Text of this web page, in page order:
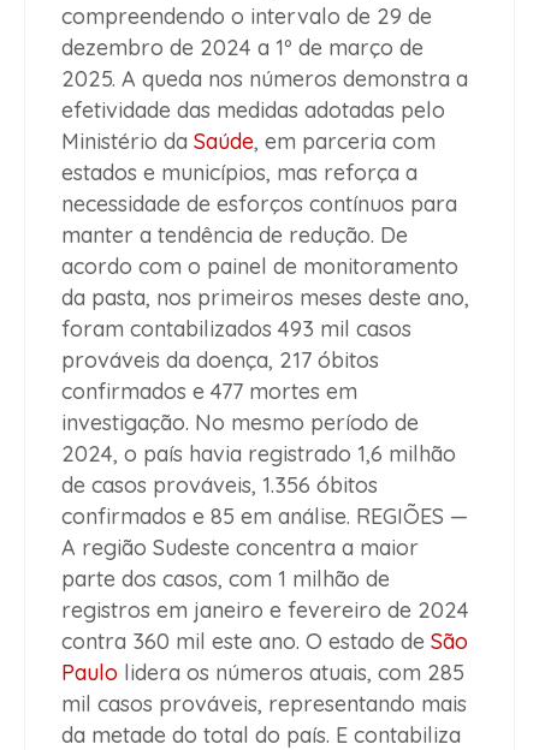
compreendendo o intervalo de 29 de
dezembro de 2024 a 1º de março de
2025. A queda nos números demonstra a
efetividade das medidas adotadas pelo
Ministério da Saúde, em parceria com
estados e municípios, mas reforça a
necessidade de esforços contínuos para
manter a tendência de redução. De
acordo com o painel de monitoramento
da pasta, nos primeiros meses deste ano,
foram contabilizados 493 mil casos
prováveis da doença, 217 óbitos
confirmados e 477 mortes em
investigação. No mesmo período de
2024, o país havia registrado 1,6 milhão
de casos prováveis, 1.356 óbitos
confirmados e 85 em análise. REGIÕES —
A região Sudeste concentra a maior
parte dos casos, com 1 milhão de
registros em janeiro e fevereiro de 2024
contra 360 mil este ano. O estado de São
Paulo lidera os números atuais, com 285
mil casos prováveis, representando mais
da metade do total do país. E contabiliza